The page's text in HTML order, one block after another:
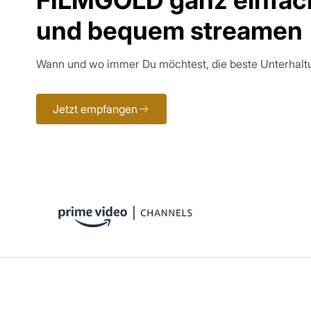
und bequem streamen
Wann und wo immer Du möchtest, die beste
Jetzt empfangen